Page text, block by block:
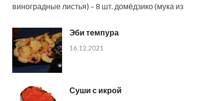
виноградные листья) – 8 шт. домёдзико (мука из
Эби темпура
16.12.2021
Суши с икрой